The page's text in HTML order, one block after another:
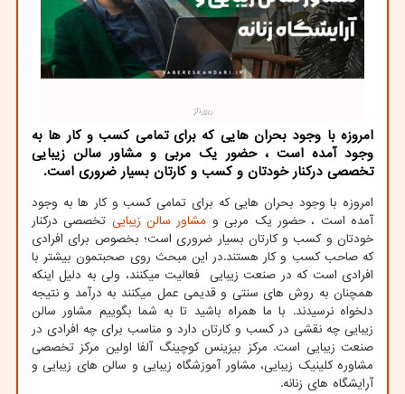
امروزه با وجود بحران هایی که برای تمامی کسب و کار ها به
وجود آمده است ، حضور یک مربی و مشاور سالن زیبایی
تخصصی درکنار خودتان و کسب و کارتان بسیار ضروری است.
امروزه با وجود بحران هایی که برای تمامی کسب و کار ها به وجود
آمده است ، حضور یک مربی و مشاور سالن زیبایی تخصصی درکنار
خودتان و کسب و کارتان بسیار ضروری است؛ بخصوص برای افرادی
که صاحب کسب و کار هستند.در این مبحث روی صحبتمون بیشتر با
افرادی است که در صنعت زیبایی فعالیت میکنند، ولی به دلیل اینکه
همچنان به روش های سنتی و قدیمی عمل میکنند به درآمد و نتیجه
دلخواه نرسیدند. با ما همراه باشید تا به شما بگوییم مشاور سالن
زیبایی چه نقشی در کسب و کارتان دارد و مناسب برای چه افرادی در
صنعت زیبایی است. مرکز بیزینس کوچینگ آلفا اولین مرکز تخصصی
مشاوره کلینیک زیبایی، مشاور آموزشگاه‌ زیبایی و سالن های زیبایی و
آرایشگاه های زنانه.